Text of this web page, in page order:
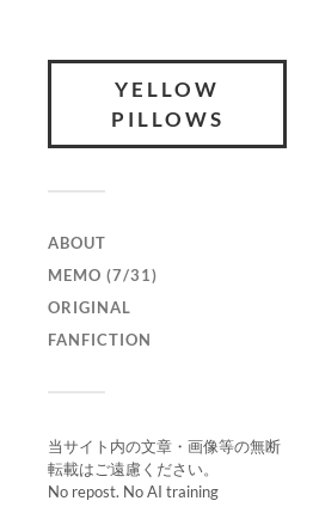
YELLOW
PILLOWS
ABOUT
MEMO (7/31)
ORIGINAL
FANFICTION
当サイト内の文章・画像等の無断
転載はご遠慮ください。
No repost. No AI training